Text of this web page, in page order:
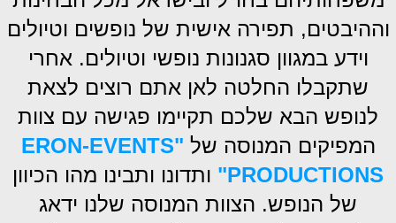
וההיבטים, תפירה אישית של נופשים וטיולים
וידע במגוון סגנונות נופשי וטיולים. אחרי
שתקבלו החלטה לאן אתם רוצים לצאת
לנופש הבא שלכם תקיימו פגישה עם צוות
המפיקים המנוסה של
"ERON-EVENTS
PRODUCTIONS"
ותדונו ותבינו מהו הכיוון
של הנופש. הצוות המנוסה שלנו ידאג